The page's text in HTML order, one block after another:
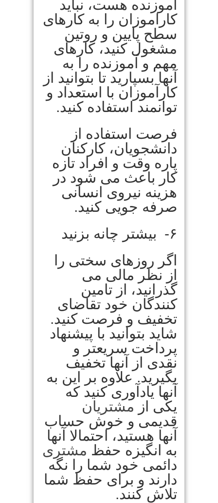
آموزنده هست، نباید
کاراموزان را به کارهای
سطح پایین و روتین
مشغول کنید، کارهای
مهم و آموزنده را به
آنها بسپارید تا بتوانید از
کارآموزان با استعداد و
توانمند استفاده کنید.
فرصت استفاده از
دانشجویان، کارکنان
پاره وقت و افراد تازه
کار باعث می شود در
هزینه نیروی انسانی
صرفه جویی کنید.
۶- بیشتر چانه بزنید
اگر روزهای سختی را
از نظر مالی می
گذرانید، از تامین
کنندگان خود تقاضای
تخفیف و فرصت کنید.
شاید بتوانید با پیشنهاد
پرداخت سریعتر و
نقدی از آنها تخفیف
بگیرید. علاوه بر این به
آنها یادآوری کنید که
یکی از مشتریان
قدیمی و خوش حساب
آنها هستید، احتمالا آنها
به انگیزه حفظ مشتری
دائمی خود شما را نگه
دارند و برای حفظ شما
تلاش کنند.